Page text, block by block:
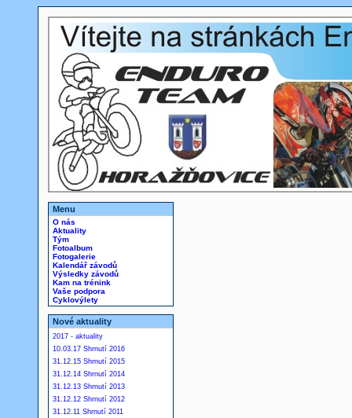
Menu
O nás
Aktuality
Tým
Fotoalbum
Fotogalerie
Kalendář závodů
Výsledky závodů
Kam na trénink
Vaše podpora
Cyklovýlety
Nové aktuality
2017 - aktuality
10.03.17 Shrnutí 2016
31.12.15 Shrnutí 2015
31.12.14 Shrnutí 2014
31.12.13 Shrnutí 2013
31.12.12 Shrnutí 2012
31.12.11 Shrnutí 2011